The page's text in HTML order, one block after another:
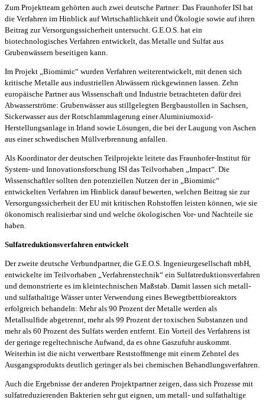
Zum Projektteam gehörten auch zwei deutsche Partner: Das Fraunhofer ISI hat
die Verfahren im Hinblick auf Wirtschaftlichkeit und Ökologie sowie auf ihren
Beitrag zur Versorgungssicherheit untersucht. G.E.O.S. hat ein
biotechnologisches Verfahren entwickelt, das Metalle und Sulfat aus
Grubenwässern beseitigen kann.
Im Projekt „Biomimic“ wurden Verfahren weiterentwickelt, mit denen sich
kritische Metalle aus industriellen Abwässern rückgewinnen lassen. Zehn
europäische Partner aus Wissenschaft und Industrie betrachteten dafür drei
Abwasserströme: Grubenwässer aus stillgelegten Bergbaustollen in Sachsen,
Sickerwasser aus der Rotschlammlagerung einer Aluminiumoxid-
Herstellungsanlage in Irland sowie Lösungen, die bei der Laugung von Aschen
aus einer schwedischen Müllverbrennung anfallen.
Als Koordinator der deutschen Teilprojekte leitete das Fraunhofer-Institut für
System- und Innovationsforschung ISI das Teilvorhaben „Impact“. Die
Wissenschaftler sollten den potenziellen Nutzen der in „Biomimic“
entwickelten Verfahren im Hinblick darauf bewerten, welchen Beitrag sie zur
Versorgungssicherheit der EU mit kritischen Rohstoffen leisten können, wie sie
ökonomisch realisierbar sind und welche ökologischen Vor- und Nachteile sie
haben.
Sulfatreduktionsverfahren entwickelt
Der zweite deutsche Verbundpartner, die G.E.O.S. Ingenieurgesellschaft mbH,
entwickelte im Teilvorhaben „Verfahrenstechnik“ ein Sulfatreduktionsverfahren
und demonstrierte es im kleintechnischen Maßstab. Damit lassen sich metall-
und sulfathaltige Wässer unter Verwendung eines Bewegtbettbioreaktors
erfolgreich behandeln: Mehr als 90 Prozent der Metalle werden als
Metallsulfide abgetrennt, mehr als 99 Prozent der toxischen Substanzen und
mehr als 60 Prozent des Sulfats werden entfernt. Ein Vorteil des Verfahrens ist
der geringe regeltechnische Aufwand, da es ohne Gaszufuhr auskommt.
Weiterhin ist die nicht verwertbare Reststoffmenge mit einem Zehntel des
Ausgangsprodukts deutlich geringer als bei chemischen Behandlungsverfahren.
Auch die Ergebnisse der anderen Projektpartner zeigen, dass sich Prozesse mit
sulfatreduzierenden Bakterien sehr gut eignen, um metall- und sulfathaltige